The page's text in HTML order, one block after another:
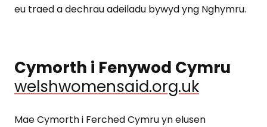
eu traed a dechrau adeiladu bywyd yng Nghymru.
Cymorth i Fenywod Cymru
welshwomensaid.org.uk
Mae Cymorth i Ferched Cymru yn elusen